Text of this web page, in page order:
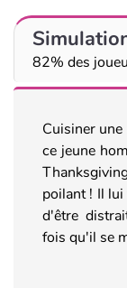
82% des
Cuisiner
ce jeune
poilant ! Il
d'être
fois qu'il se